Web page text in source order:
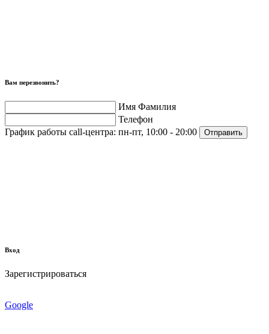
Вам перезвонить?
Имя Фамилия
Телефон
График работы call-центра: пн-пт, 10:00 - 20:00 Отправить
Вход
Зарегистрироваться
Google